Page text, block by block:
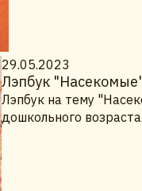
29.05.2023
Лэпбук
Лэпбук на тему
дошкольного возраста.